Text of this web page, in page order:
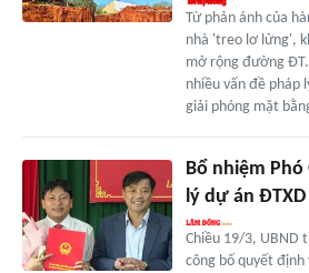
Từ phản ánh của
nhà 'treo lơ lửng',
mở rộng đường
nhiều vấn đề pháp
giải phóng mặt
Bổ nhiệm Phó
lý dự án ĐTXD
Chiều 19/3, UBND
công bố quyết